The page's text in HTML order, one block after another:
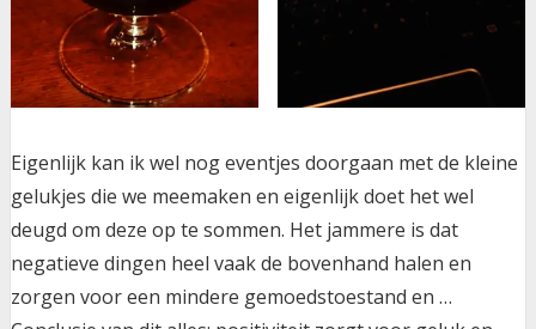
Eigenlijk kan ik wel nog eventjes doorgaan met de kleine
gelukjes die we meemaken en eigenlijk doet het wel
deugd om deze op te sommen. Het jammere is dat
negatieve dingen heel vaak de bovenhand halen en
zorgen voor een mindere gemoedstoestand en …